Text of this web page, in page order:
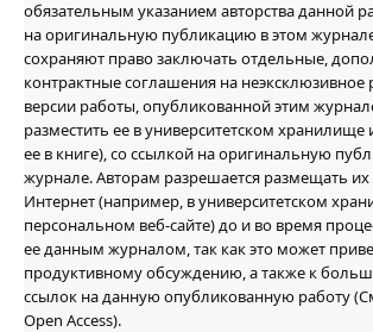
обязательным указанием авторства данной
на оригинальную публикацию в этом
сохраняют право заключать отдельные,
контрактные соглашения на неэксклюзивное
версии работы, опубликованной этим
разместить ее в университетском хранилище
ее в книге), со ссылкой на оригинальную
журнале. Авторам разрешается размещать их
Интернет (например, в университетском
персональном веб-сайте) до и во время
ее данным журналом, так как это может
продуктивному обсуждению, а также к
ссылок на данную опубликованную работу
Open Access).